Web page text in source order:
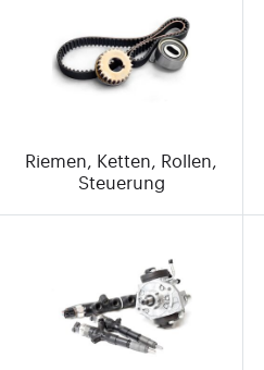
Riemen, Ketten, Rollen,
Steuerung